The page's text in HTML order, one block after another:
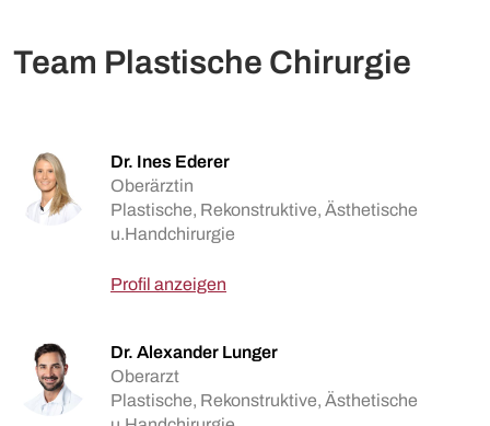
Team Plastische Chirurgie
Dr. Ines Ederer
Oberärztin
Plastische, Rekonstruktive, Ästhetische
u.Handchirurgie
Profil anzeigen
Dr. Alexander Lunger
Oberarzt
Plastische, Rekonstruktive, Ästhetische